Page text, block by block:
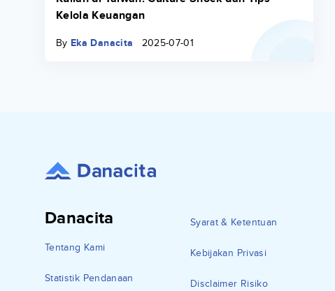
Kelola Keuangan
By Eka Danacita 2025-07-01
Danacita
Tentang Kami
Statistik Pendanaan
Syarat & Ketentuan
Kebijakan Privasi
Disclaimer Risiko